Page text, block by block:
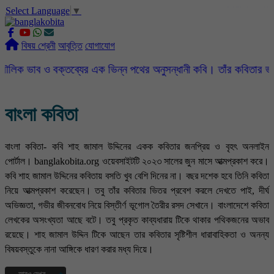
Select Language ▼
বিষয় শ্রেনী আবৃত্তি যোগাযোগ
ও বক্তব্যের এক ভিন্ন পথের অনুসন্ধানী কবি। তাঁর
বাংলা কবিতা
বাংলা কবিতা- কবি শাহ জামাল উদ্দিনের একক কবিতার জনপ্রিয় ও বৃহৎ অনলাইন
পোর্টাল। banglakobita.org ওয়েবসাইটটি ২০২৩ সালের জুন মাসে আত্মপ্রকাশ করে।
কবি শাহ জামাল উদ্দিনের কবিতায় বসতি খুব বেশি দিনের না। বছর দশেক হবে তিনি কবিতা
নিয়ে আত্মপ্রকাশ করেছেন। তবু তাঁর কবিতার ভিতর প্রবেশ করলে দেখতে পাই, দীর্ঘ
অভিজ্ঞতা, গভীর জীবনবোধ নিয়ে বিস্তীর্ণ ভূগোল তৈরীর রসদ সেখানে। বাংলাদেশে কবিতা
লেখকের অসংখ্যতা আছে বটে। তবু প্রকৃত কাব্যধারায় টিকে থাকার পথিকজনের অভাব
রয়েছে। শাহ জামাল উদ্দিন টিকে আছেন তার কবিতার সৃষ্টিশীল ধারাবাহিকতা ও অনন্য
বিষয়বস্তুকে নানা আঙ্গিকে ধারণ করার মধ্য দিয়ে।